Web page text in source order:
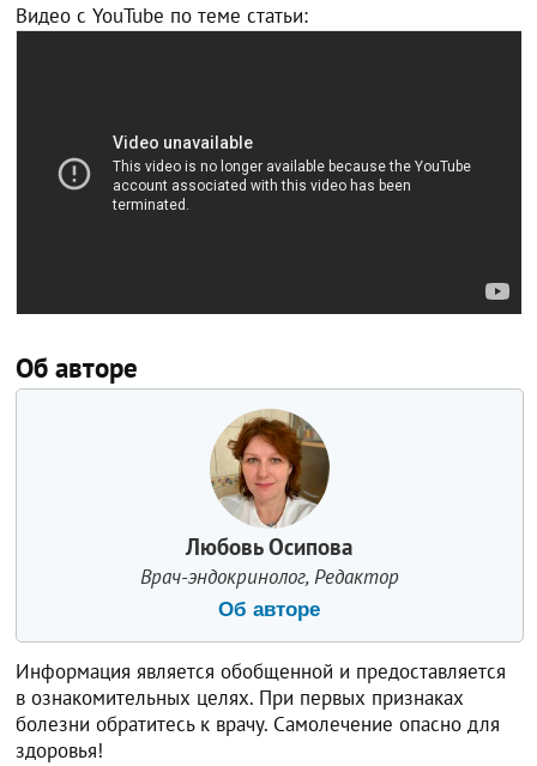
Видео с YouTube по теме статьи:
Об авторе
Любовь Осипова
Врач-эндокринолог, Редактор
Об авторе
Информация является обобщенной и предоставляется
в ознакомительных целях. При первых признаках
болезни обратитесь к врачу. Самолечение опасно для
здоровья!